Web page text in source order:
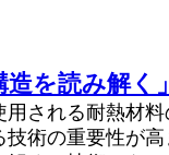
を読み解く
される耐熱材
術の重要性が